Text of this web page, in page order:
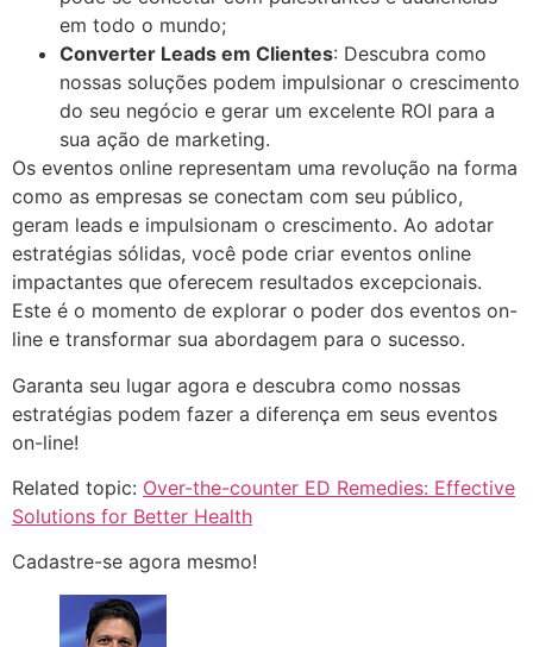
em todo o mundo;
Converter Leads em Clientes: Descubra como
nossas soluções podem impulsionar o crescimento
do seu negócio e gerar um excelente ROI para a
sua ação de marketing.
Os eventos online representam uma revolução na forma
como as empresas se conectam com seu público,
geram leads e impulsionam o crescimento. Ao adotar
estratégias sólidas, você pode criar eventos online
impactantes que oferecem resultados excepcionais.
Este é o momento de explorar o poder dos eventos on-
line e transformar sua abordagem para o sucesso.
Garanta seu lugar agora e descubra como nossas
estratégias podem fazer a diferença em seus eventos
on-line!
Related topic: Over-the-counter ED Remedies: Effective
Solutions for Better Health
Cadastre-se agora mesmo!